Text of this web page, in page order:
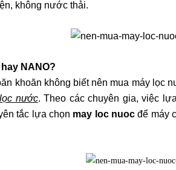
không nước thải.
NANO?
khoăn không biết nên mua máy lọc
nước. Theo các chuyên gia, việc
tắc lựa chọn may loc nuoc để máy